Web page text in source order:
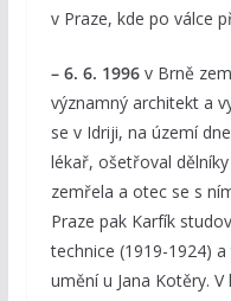
v Praze, kde po válce
– 6. 6. 1996 v Brně
významný architekt a
se v Idriji, na území
lékař, ošetřoval
zemřela a otec se s
Praze pak Karfík
technice (1919-1924)
umění u Jana Kotěry.